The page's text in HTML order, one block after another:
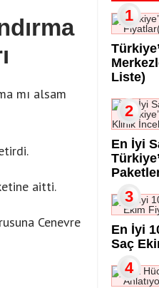
mı alsam
aitti.
Cenevre
1
Liste)
2
En İyi
3
En İyi
Saç
4